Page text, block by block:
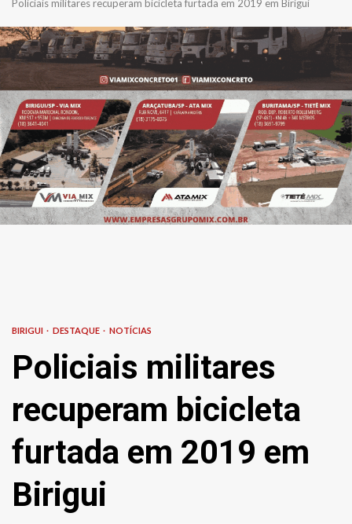
Policiais militares recuperam bicicleta furtada em 2019 em Birigui
BIRIGUI DESTAQUE NOTÍCIAS
Policiais militares
recuperam bicicleta
furtada em 2019 em
Birigui